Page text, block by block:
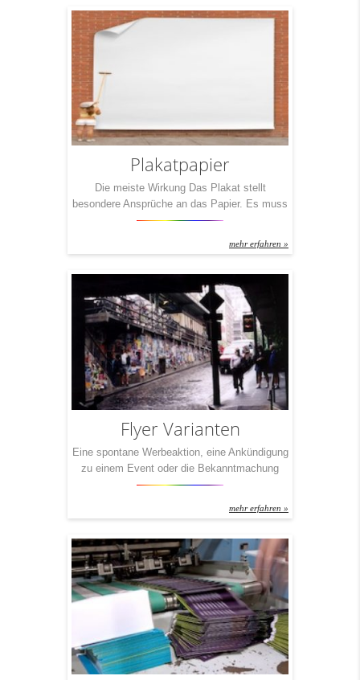
Rechnungen! 1) Klassisch: Immer im 4c-
Druck, nicht abfallend, einseitig und mit 80-
Plakatpapier
Die meiste Wirkung Das Plakat stellt
besondere Ansprüche an das Papier. Es muss
sich durch eine hohe Lichtundurchlässigkeit
muss einen hohen Weißegrad samt
muss das Plakatpapier nicht nur starken
Temperaturschwankungen sondern auch jeder
Witterung trotzen. Sie sehen – das mit dem
Plakatpapier ist so eine Sache. Deshalb […]
mehr erfahren »
Flyer Varianten
Eine spontane Werbeaktion, eine Ankündigung
zu einem Event oder die Bekanntmachung
einer Großveranstaltung! Flyer erfüllen in
handlich oder groß und auffallend. Unsere
Verschiedene Falzarten machen Ihren Flyer
individuell.
mehr erfahren »